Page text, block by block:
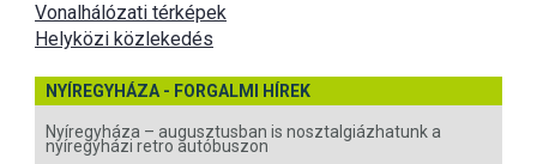
Vonalhálózati térképek
Helyközi közlekedés
NYÍREGYHÁZA - FORGALMI HÍREK
Nyíregyháza – augusztusban is nosztalgiázhatunk a
nyíregyházi retro autóbuszon